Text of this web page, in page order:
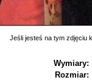
Jeśli jesteś na tym zdjęciu
Wymiary:
Rozmiar: